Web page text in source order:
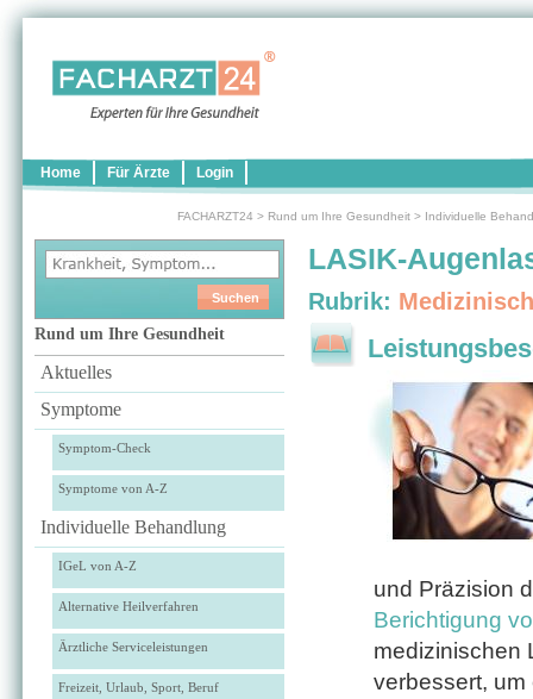
Home Für Ärzte Login
FACHARZT24 > Rund um Ihre Gesundheit > Individuelle
Rund um Ihre Gesundheit
Aktuelles
Symptome
Symptom-Check
Symptome von A-Z
Individuelle Behandlung
IGeL von A-Z
Alternative Heilverfahren
Ärztliche Serviceleistungen
Freizeit, Urlaub, Sport, Beruf
LASIK-
Rubrik:
und Präzision
Berichtigung
medizinischen
verbessert, um